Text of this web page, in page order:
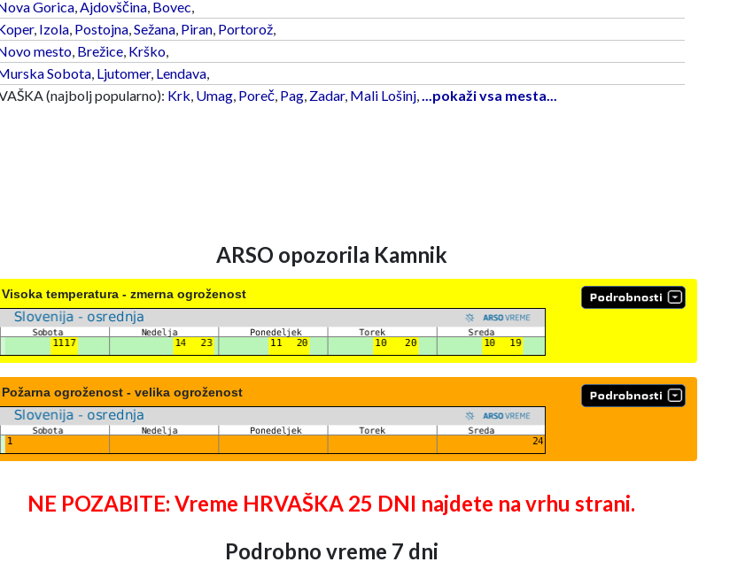
Gorica,Ajdovščina, Bovec,
, Izola, Postojna,Sežana, Piran, Portorož,
mesto, Brežice, Krško,
Sobota, Ljutomer, Lendava,
(najbolj popularno): Krk, Umag, Poreč, Pag, Zadar, Mali Lošinj,...pokaži vsa mesta...
ARSO opozorila Kamnik
Visoka temperatura - zmerna ogroženost
Požarna ogroženost - velika ogroženost
NE POZABITE: Vreme HRVAŠKA 25 DNI najdete na vrhu strani.
Podrobno vreme 7 dni